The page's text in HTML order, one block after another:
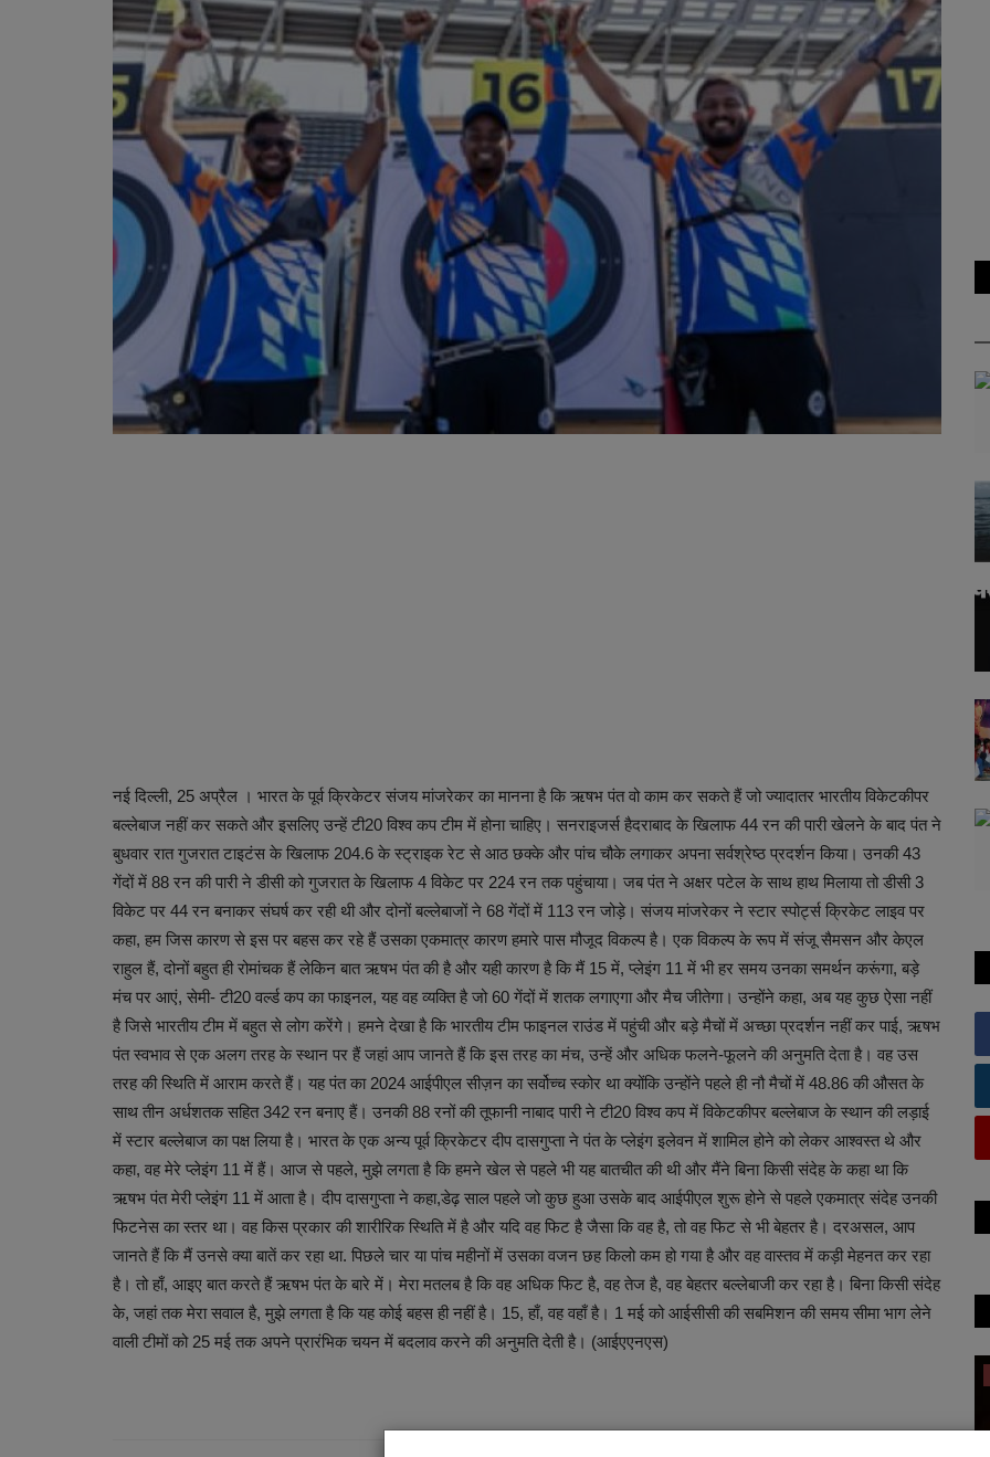
नई दिल्ली, 25 अप्रैल । भारत के पूर्व क्रिकेटर संजय मांजरेकर का मानना ​​है कि ऋषभ पंत वो काम कर सकते हैं जो ज्यादातर भारतीय विकेटकीपर
बल्लेबाज नहीं कर सकते और इसलिए उन्हें टी20 विश्व कप टीम में होना चाहिए। सनराइजर्स हैदराबाद के खिलाफ 44 रन की पारी खेलने के बाद पंत ने
बुधवार रात गुजरात टाइटंस के खिलाफ 204.6 के स्ट्राइक रेट से आठ छक्के और पांच चौके लगाकर अपना सर्वश्रेष्ठ प्रदर्शन किया। उनकी 43
गेंदों में 88 रन की पारी ने डीसी को गुजरात के खिलाफ 4 विकेट पर 224 रन तक पहुंचाया। जब पंत ने अक्षर पटेल के साथ हाथ मिलाया तो डीसी 3
विकेट पर 44 रन बनाकर संघर्ष कर रही थी और दोनों बल्लेबाजों ने 68 गेंदों में 113 रन जोड़े। संजय मांजरेकर ने स्टार स्पोर्ट्स क्रिकेट लाइव पर
कहा, हम जिस कारण से इस पर बहस कर रहे हैं उसका एकमात्र कारण हमारे पास मौजूद विकल्प है। एक विकल्प के रूप में संजू सैमसन और केएल
राहुल हैं, दोनों बहुत ही रोमांचक हैं लेकिन बात ऋषभ पंत की है और यही कारण है कि मैं 15 में, प्लेइंग 11 में भी हर समय उनका समर्थन करूंगा, बड़े
मंच पर आएं, सेमी- टी20 वर्ल्ड कप का फाइनल, यह वह व्यक्ति है जो 60 गेंदों में शतक लगाएगा और मैच जीतेगा। उन्होंने कहा, अब यह कुछ ऐसा नहीं
है जिसे भारतीय टीम में बहुत से लोग करेंगे। हमने देखा है कि भारतीय टीम फाइनल राउंड में पहुंची और बड़े मैचों में अच्छा प्रदर्शन नहीं कर पाई, ऋषभ
पंत स्वभाव से एक अलग तरह के स्थान पर हैं जहां आप जानते हैं कि इस तरह का मंच, उन्हें और अधिक फलने-फूलने की अनुमति देता है। वह उस
तरह की स्थिति में आराम करते हैं। यह पंत का 2024 आईपीएल सीज़न का सर्वोच्च स्कोर था क्योंकि उन्होंने पहले ही नौ मैचों में 48.86 की औसत के
साथ तीन अर्धशतक सहित 342 रन बनाए हैं। उनकी 88 रनों की तूफानी नाबाद पारी ने टी20 विश्व कप में विकेटकीपर बल्लेबाज के स्थान की लड़ाई
में स्टार बल्लेबाज का पक्ष लिया है। भारत के एक अन्य पूर्व क्रिकेटर दीप दासगुप्ता ने पंत के प्लेइंग इलेवन में शामिल होने को लेकर आश्वस्त थे और
कहा, वह मेरे प्लेइंग 11 में हैं। आज से पहले, मुझे लगता है कि हमने खेल से पहले भी यह बातचीत की थी और मैंने बिना किसी संदेह के कहा था कि
ऋषभ पंत मेरी प्लेइंग 11 में आता है। दीप दासगुप्ता ने कहा,डेढ़ साल पहले जो कुछ हुआ उसके बाद आईपीएल शुरू होने से पहले एकमात्र संदेह उनकी
फिटनेस का स्तर था। वह किस प्रकार की शारीरिक स्थिति में है और यदि वह फिट है जैसा कि वह है, तो वह फिट से भी बेहतर है। दरअसल, आप
जानते हैं कि मैं उनसे क्या बातें कर रहा था. पिछले चार या पांच महीनों में उसका वजन छह किलो कम हो गया है और वह वास्तव में कड़ी मेहनत कर रहा
है। तो हाँ, आइए बात करते हैं ऋषभ पंत के बारे में। मेरा मतलब है कि वह अधिक फिट है, वह तेज है, वह बेहतर बल्लेबाजी कर रहा है। बिना किसी संदेह
के, जहां तक ​​मेरा सवाल है, मुझे लगता है कि यह कोई बहस ही नहीं है। 15, हाँ, वह वहाँ है। 1 मई को आईसीसी की सबमिशन की समय सीमा भाग लेने
वाली टीमों को 25 मई तक अपने प्रारंभिक चयन में बदलाव करने की अनुमति देती है। (आईएएनएस)